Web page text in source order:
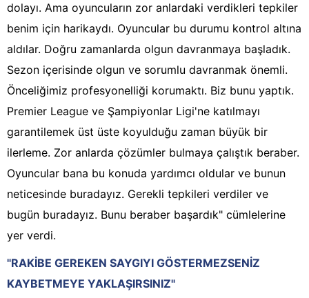
dolayı. Ama oyuncuların zor anlardaki verdikleri tepkiler
benim için harikaydı. Oyuncular bu durumu kontrol altına
aldılar. Doğru zamanlarda olgun davranmaya başladık.
Sezon içerisinde olgun ve sorumlu davranmak önemli.
Önceliğimiz profesyonelliği korumaktı. Biz bunu yaptık.
Premier League ve Şampiyonlar Ligi'ne katılmayı
garantilemek üst üste koyulduğu zaman büyük bir
ilerleme. Zor anlarda çözümler bulmaya çalıştık beraber.
Oyuncular bana bu konuda yardımcı oldular ve bunun
neticesinde buradayız. Gerekli tepkileri verdiler ve
bugün buradayız. Bunu beraber başardık" cümlelerine
yer verdi.
"RAKİBE GEREKEN SAYGIYI GÖSTERMEZSENİZ
KAYBETMEYE YAKLAŞIRSINIZ"